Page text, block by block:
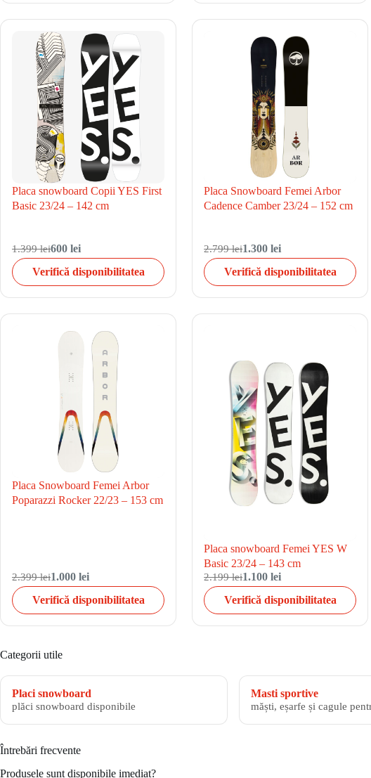
Placa snowboard Copii YES First
Basic 23/24 – 142 cm
1.399 lei600 lei
Verifică disponibilitatea
Placa Snowboard Femei Arbor
Cadence Camber 23/24 – 152 cm
2.799 lei1.300 lei
Verifică disponibilitatea
Placa Snowboard Femei Arbor
Poparazzi Rocker 22/23 – 153 cm
2.399 lei1.000 lei
Verifică disponibilitatea
Placa snowboard Femei YES W
Basic 23/24 – 143 cm
2.199 lei1.100 lei
Verifică disponibilitatea
Categorii utile
Placi snowboard
plăci snowboard disponibile
Masti sportive
măști, eșarfe și cagule
Întrebări frecvente
Produsele sunt disponibile imediat?